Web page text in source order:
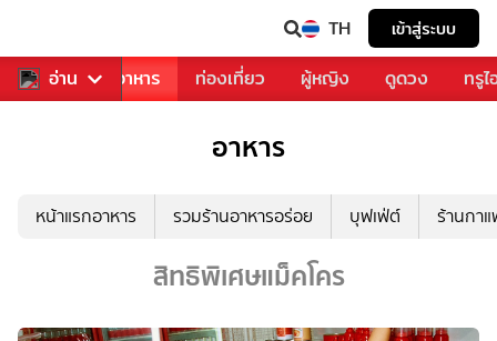
TH เข้าสู่ระบบ
อ่าน
การเพลง อาหาร ท่องเที่ยว ผู้หญิง ดูดวง ทรู
อาหาร
หน้าแรกอาหาร รวมร้านอาหารอร่อย บุฟเฟ่ต์ ร้านกา
สิทธิพิเศษแม็คโคร